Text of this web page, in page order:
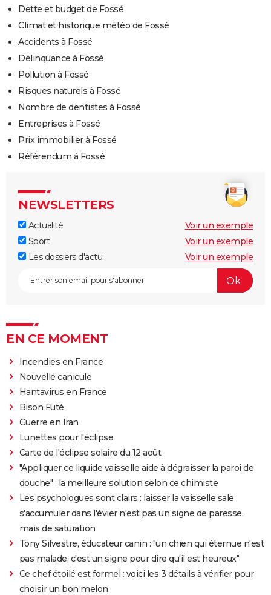
Dette et budget de Fossé
Climat et historique météo de Fossé
Accidents à Fossé
Délinquance à Fossé
Pollution à Fossé
Risques naturels à Fossé
Nombre de dentistes à Fossé
Entreprises à Fossé
Prix immobilier à Fossé
Référendum à Fossé
NEWSLETTERS
Actualité
Voir un exemple
Sport
Voir un exemple
Les dossiers d'actu
Voir un exemple
EN CE MOMENT
Incendies en France
Nouvelle canicule
Hantavirus en France
Bison Futé
Guerre en Iran
Lunettes pour l'éclipse
Carte de l'éclipse solaire du 12 août
"Appliquer ce liquide vaisselle aide à dégraisser la paroi de
douche" : la meilleure solution selon ce chimiste
Les psychologues sont clairs : laisser la vaisselle sale
s'accumuler dans l'évier n'est pas un signe de paresse,
mais de saturation
Tony Silvestre, éducateur canin : "un chien qui éternue n'est
pas malade, c'est un signe pour dire qu'il est heureux"
Ce chef étoilé est formel : voici les 3 détails à vérifier pour
choisir un bon melon